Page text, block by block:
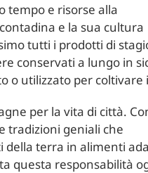
tempo e risorse alla
e la sua cultura
tutti i prodotti di
conservati a lungo in
o utilizzato per coltivare
per la vita di città.
tradizioni geniali che
della terra in alimenti
questa responsabilità